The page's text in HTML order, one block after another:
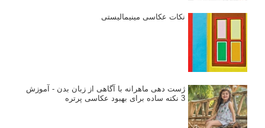
نکات عکاسی مینیمالیستی
ژست دهی ماهرانه با آگاهی از زبان بدن - آموزش
3 نکته ساده برای بهبود عکاسی پرتره